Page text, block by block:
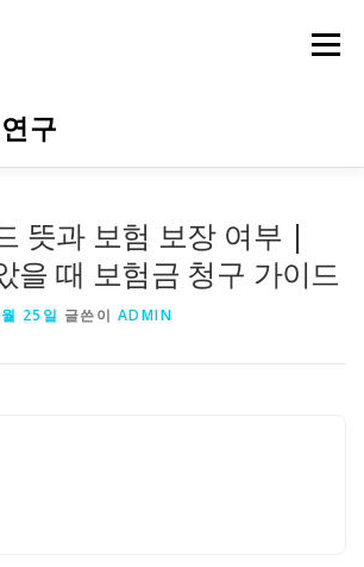
구
메뉴
뜻과 보험 보장 여부 |
을 때 보험금 청구 가이드
25일 글쓴이 ADMIN